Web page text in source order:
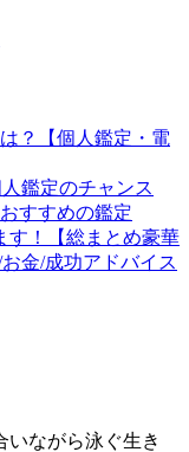
？【個人鑑定・電
鑑定のチャンス
すすめの鑑定
す！【総まとめ豪華
金/成功アドバイス
いながら泳ぐ生き